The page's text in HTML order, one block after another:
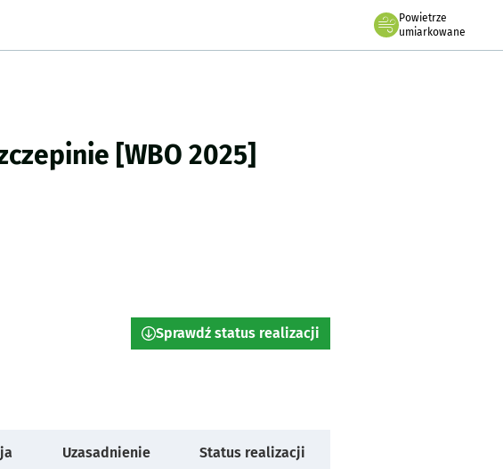
podserwis: Wrocławski Budżet Obywatelski
Powietrze
we Wrocławiu
umiarkowane
[WBO 2025]
Sprawdź status realizacji
Uzasadnienie Status realizacji